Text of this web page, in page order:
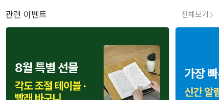
관련 이벤트 전체보기